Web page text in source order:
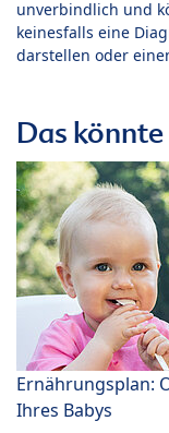
unverbindlich und
keinesfalls eine
darstellen oder
Das
Ernährungsplan:
Ihres Babys